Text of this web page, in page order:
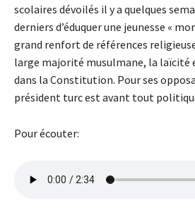
scolaires dévoilés il y a quelques
derniers d’éduquer une jeunesse «
grand renfort de références
large majorité musulmane, la
dans la Constitution. Pour ses
président turc est avant tout
Pour écouter: